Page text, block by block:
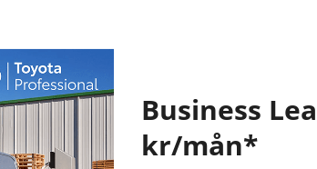
Business
kr/mån*